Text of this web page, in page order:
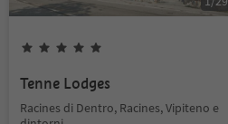
Tenne Lodges
Racines di Dentro, Racines, Vipiteno e